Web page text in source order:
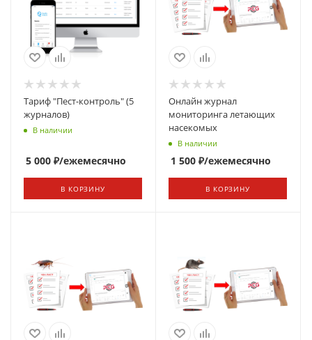
Тариф "Пест-контроль" (5
журналов)
В наличии
5 000 ₽/ежемесячно
В КОРЗИНУ
Онлайн журнал
мониторинга летающих
насекомых
В наличии
1 500 ₽/ежемесячно
В КОРЗИНУ